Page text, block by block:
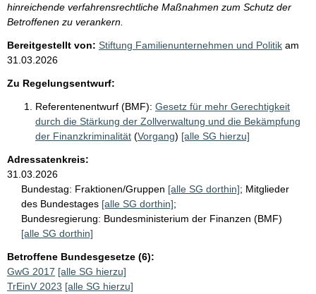
hinreichende verfahrensrechtliche Maßnahmen zum Schutz der
Betroffenen zu verankern.
Bereitgestellt von: Stiftung Familienunternehmen und Politik am
31.03.2026
Zu Regelungsentwurf:
Referentenentwurf (BMF): Gesetz für mehr Gerechtigkeit
durch die Stärkung der Zollverwaltung und die Bekämpfung
der Finanzkriminalität (Vorgang) [alle SG hierzu]
Adressatenkreis:
31.03.2026
Bundestag: Fraktionen/Gruppen [alle SG dorthin]; Mitglieder
des Bundestages [alle SG dorthin];
Bundesregierung: Bundesministerium der Finanzen (BMF)
[alle SG dorthin]
Betroffene Bundesgesetze (6):
GwG 2017 [alle SG hierzu]
TrEinV 2023 [alle SG hierzu]